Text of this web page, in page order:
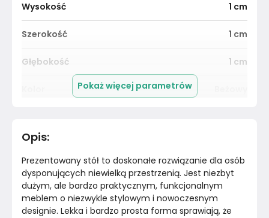
Wysokość 1 cm
Szerokość 1 cm
Głębokość 1 cm
Materiał
Kolor Beże
Kolor nóżek Bez nóżek
Pokaż więcej parametrów
Opis:
Prezentowany stół to doskonałe rozwiązanie dla osób
dysponujących niewielką przestrzenią. Jest niezbyt
dużym, ale bardzo praktycznym, funkcjonalnym
meblem o niezwykle stylowym i nowoczesnym
designie. Lekka i bardzo prosta forma sprawiają, że